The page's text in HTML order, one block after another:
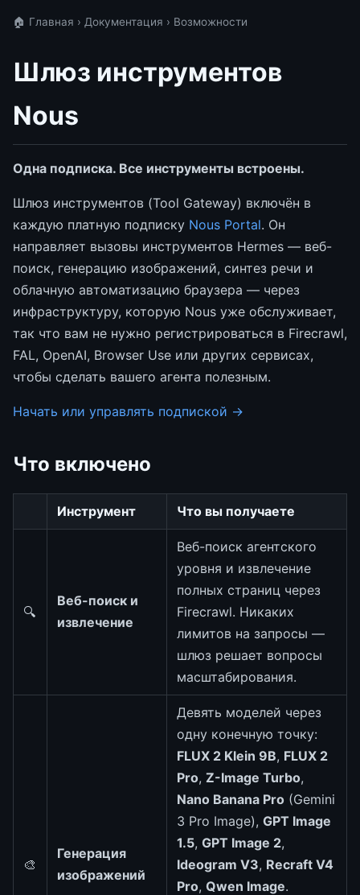
🏠 Главная › Документация › Возможности
Шлюз инструментов
Nous
Одна подписка. Все инструменты встроены.
Шлюз инструментов (Tool Gateway) включён в
каждую платную подписку Nous Portal. Он
направляет вызовы инструментов Hermes — веб-
поиск, генерацию изображений, синтез речи и
облачную автоматизацию браузера — через
инфраструктуру, которую Nous уже обслуживает,
так что вам не нужно регистрироваться в Firecrawl,
FAL, OpenAI, Browser Use или других сервисах,
чтобы сделать вашего агента полезным.
Начать или управлять подпиской →
Что включено
Инструмент Что вы получаете
🔍
Веб-поиск и
извлечение
Веб-поиск агентского
уровня и извлечение
полных страниц через
Firecrawl. Никаких
лимитов на запросы —
шлюз решает вопросы
масштабирования.
🎨
Генерация
изображений
Девять моделей через
одну конечную точку:
FLUX 2 Klein 9B, FLUX 2
Pro, Z-Image Turbo,
Nano Banana Pro (Gemini
3 Pro Image), GPT Image
1.5, GPT Image 2,
Ideogram V3, Recraft V4
Pro, Qwen Image.